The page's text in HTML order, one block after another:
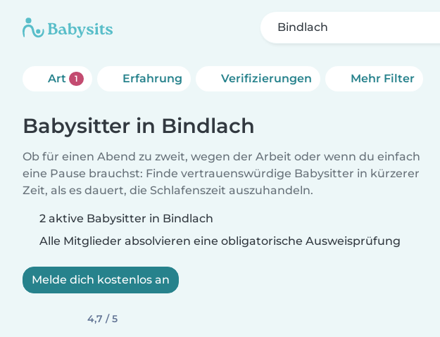
Bindlach
Art 1 Erfahrung Verifizierungen Mehr Filter
Babysitter in Bindlach
Ob für einen Abend zu zweit, wegen der Arbeit oder wenn du einfach
eine Pause brauchst: Finde vertrauenswürdige Babysitter in kürzerer
Zeit, als es dauert, die Schlafenszeit auszuhandeln.
2 aktive Babysitter in Bindlach
Alle Mitglieder absolvieren eine obligatorische Ausweisprüfung
Melde dich kostenlos an
4,7 / 5